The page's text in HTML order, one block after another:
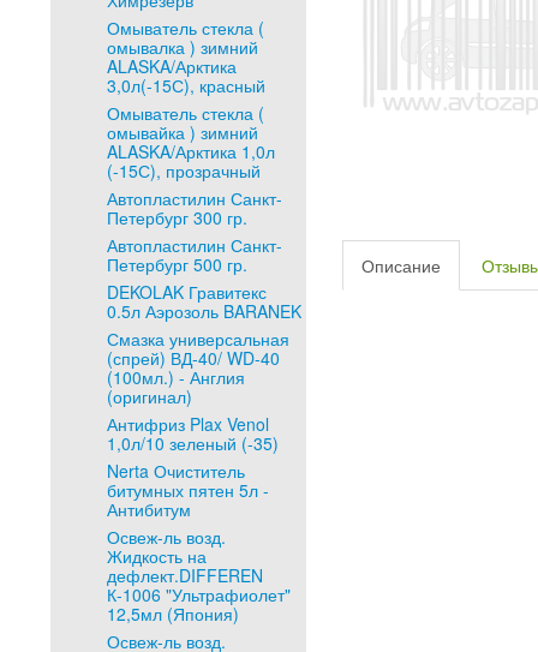
Омыватель стекла (
омывалка ) зимний
ALASKA/Арктика
3,0л(-15С), красный
Омыватель стекла (
омывайка ) зимний
ALASKA/Арктика 1,0л
(-15С), прозрачный
Автопластилин Санкт-
Петербург 300 гр.
Автопластилин Санкт-
Петербург 500 гр.
DEKOLAK Гравитекс
0.5л Аэрозоль BARANEK
Смазка универсальная
(спрей) ВД-40/ WD-40
(100мл.) - Англия
(оригинал)
Антифриз Plax Venol
1,0л/10 зеленый (-35)
Nerta Очиститель
битумных пятен 5л -
Антибитум
Освеж-ль возд.
Жидкость на
дефлект.DIFFEREN
К-1006 "Ультрафиолет"
12,5мл (Япония)
Освеж-ль возд.
Описание